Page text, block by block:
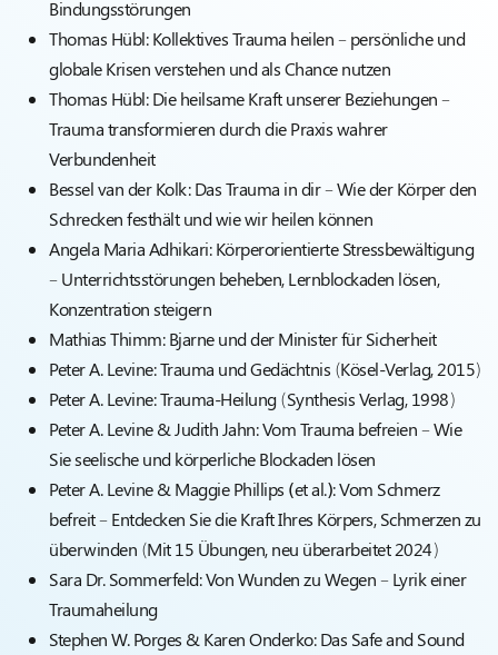
Bindungsstörungen
Thomas Hübl:Kollektives Trauma heilen – persönliche und
globale Krisen verstehen und als Chance nutzen
Thomas Hübl:Die heilsame Kraft unserer Beziehungen –
Trauma transformieren durch die Praxis wahrer
Verbundenheit
Bessel van der Kolk:Das Trauma in dir – Wie der Körper den
Schrecken festhält und wie wir heilen können
Angela Maria Adhikari:Körperorientierte Stressbewältigung
– Unterrichtsstörungen beheben, Lernblockaden lösen,
Konzentration steigern
Mathias Thimm: Bjarne und der Minister für Sicherheit
Peter A. Levine: Trauma und Gedächtnis (Kösel-Verlag, 2015)
Peter A. Levine: Trauma-Heilung (Synthesis Verlag, 1998)
Peter A. Levine & Judith Jahn: Vom Trauma befreien – Wie
Sie seelische und körperliche Blockaden lösen
Peter A. Levine & Maggie Phillips (et al.): Vom Schmerz
befreit – Entdecken Sie die Kraft Ihres Körpers, Schmerzen zu
überwinden (Mit 15 Übungen, neu überarbeitet 2024)
Sara Dr. Sommerfeld: Von Wunden zu Wegen – Lyrik einer
Traumaheilung
Stephen W. Porges & Karen Onderko: Das Safe and Sound